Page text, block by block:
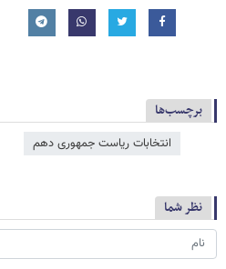
برچسب‌ها
انتخابات ریاست جمهوری دهم
نظر شما